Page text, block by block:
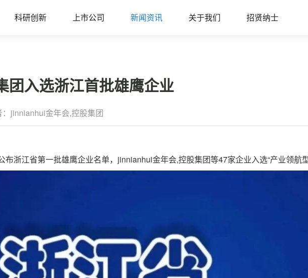
科研创新 上市公司 新闻资讯 关于我们 招贤纳士
入选浙江首批雄鹰企业
：jinnianhui金年会,控股集团
浙江省第一批雄鹰企业名单，jinnianhui金年会,控股集团等47家企业入选“产业领航型